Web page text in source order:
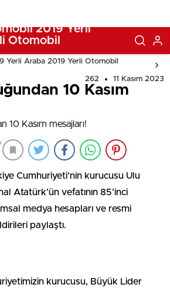
Yerli Araba 2019 Yerli Otomobil
262 11 Kasım 2023
10 Kasım
Cumhuriyeti’nin kurucusu Ulu
Atatürk’ün vefatının 85’inci
medya hesapları ve resmi
paylaştı.
kurucusu, Büyük Lider